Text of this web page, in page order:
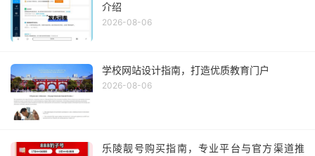
介绍
2026-08-06
学校网站设计指南，打造优质教育门户
2026-08-06
乐陵靓号购买指南，专业平台与官方渠道推